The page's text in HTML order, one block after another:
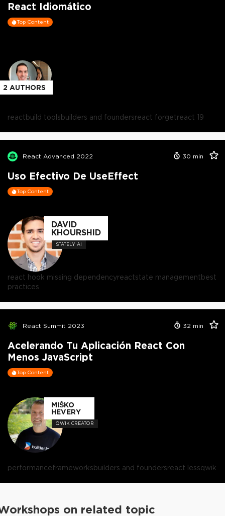
React Idiomático
Top Content
2 AUTHORS
reactbuild toolsbuilders and foundersreact forgetreact 19
React Advanced 2022 30 min
Uso Efectivo De UseEffect
Top Content
DAVID
KHOURSHID
STATELY AI
react hook missing dependencyreactstate managementbest
practices
React Summit 2023 32 min
Acelerando Tu Aplicación React Con
Menos JavaScript
Top Content
MIŠKO
HEVERY
QWIK CREATOR
performanceframeworksbuilders and foundersreact lessqwik
on related topic